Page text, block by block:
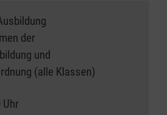
der
und
(alle Klassen)
Uhr